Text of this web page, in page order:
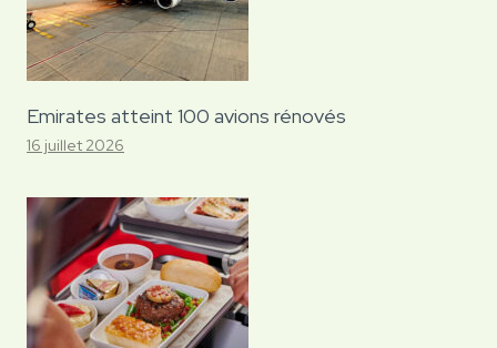
Emirates atteint 100 avions rénovés
16 juillet 2026